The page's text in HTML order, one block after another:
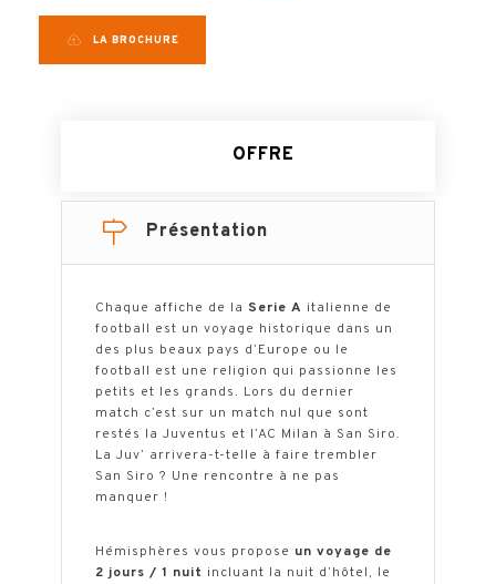
LA BROCHURE
OFFRE
Présentation
Chaque affiche de la Serie A italienne de
football est un voyage historique dans un
des plus beaux pays d’Europe ou le
football est une religion qui passionne les
petits et les grands. Lors du dernier
match c’est sur un match nul que sont
restés la Juventus et l’AC Milan à San Siro.
La Juv’ arrivera-t-telle à faire trembler
San Siro ? Une rencontre à ne pas
manquer !
Hémisphères vous propose un voyage de
2 jours / 1 nuit incluant la nuit d’hôtel, le